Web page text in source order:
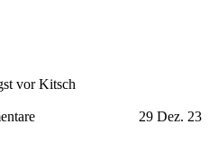
vor Kitsch
29 Dez. 23